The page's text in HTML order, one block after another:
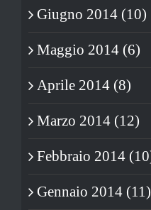
Giugno 2014 (10)
Maggio 2014 (6)
Aprile 2014 (8)
Marzo 2014 (12)
Febbraio 2014
Gennaio 2014 (11)